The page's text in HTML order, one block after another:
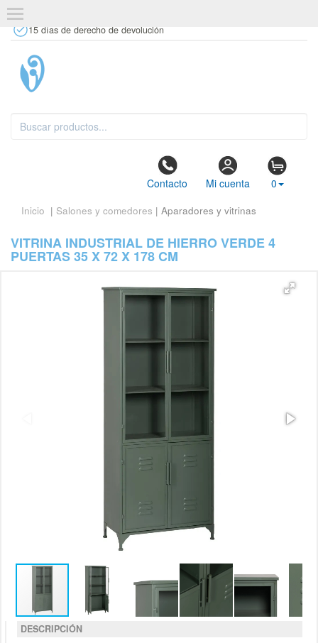
15 días de derecho de devolución
Contacto Mi cuenta 0
Inicio | Salones y comedores | Aparadores y vitrinas
VITRINA INDUSTRIAL DE HIERRO VERDE 4
PUERTAS 35 X 72 X 178 CM
DESCRIPCIÓN